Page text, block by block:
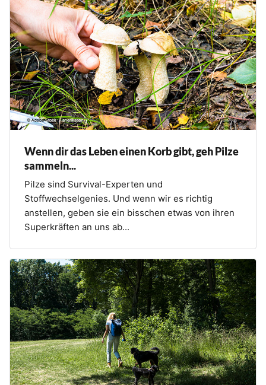
Wenn dir das Leben einen Korb gibt, geh Pilze
sammeln...
Pilze sind Survival-Experten und
Stoffwechselgenies. Und wenn wir es richtig
anstellen, geben sie ein bisschen etwas von ihren
Superkräften an uns ab...